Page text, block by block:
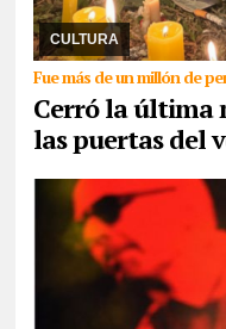
CULTURA
Fue más de un millón de
Cerró la última
las puertas del
microestadio Gatica de
finalizado la despedida de